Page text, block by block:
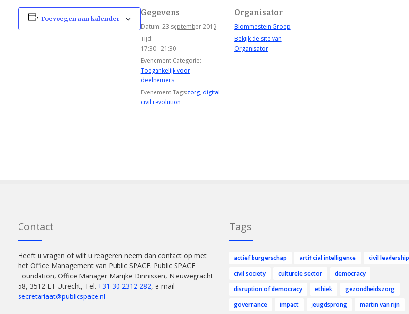
Toevoegen aan kalender
Gegevens
Datum: 23 september 2019
Tijd:
17:30 - 21:30
Evenement Categorie:
Toegankelijk voor
deelnemers
Evenement Tags:zorg, digital
civil revolution
Organisator
Blommestein Groep
Bekijk de site van
Organisator
Contact
Heeft u vragen of wilt u reageren neem dan contact op met
het Office Management van Public SPACE. Public SPACE
Foundation, Office Manager Marijke Dinnissen, Nieuwegracht
58, 3512 LT Utrecht, Tel. +31 30 2312 282, e-mail
secretariaat@publicspace.nl
Tags
actief burgerschap artificial intelligence
civil leadership
civil society
culturele sector
democracy
disruption of democracy
ethiek
gezondheidszorg
governance
impact jeugdsprong martin van rijn